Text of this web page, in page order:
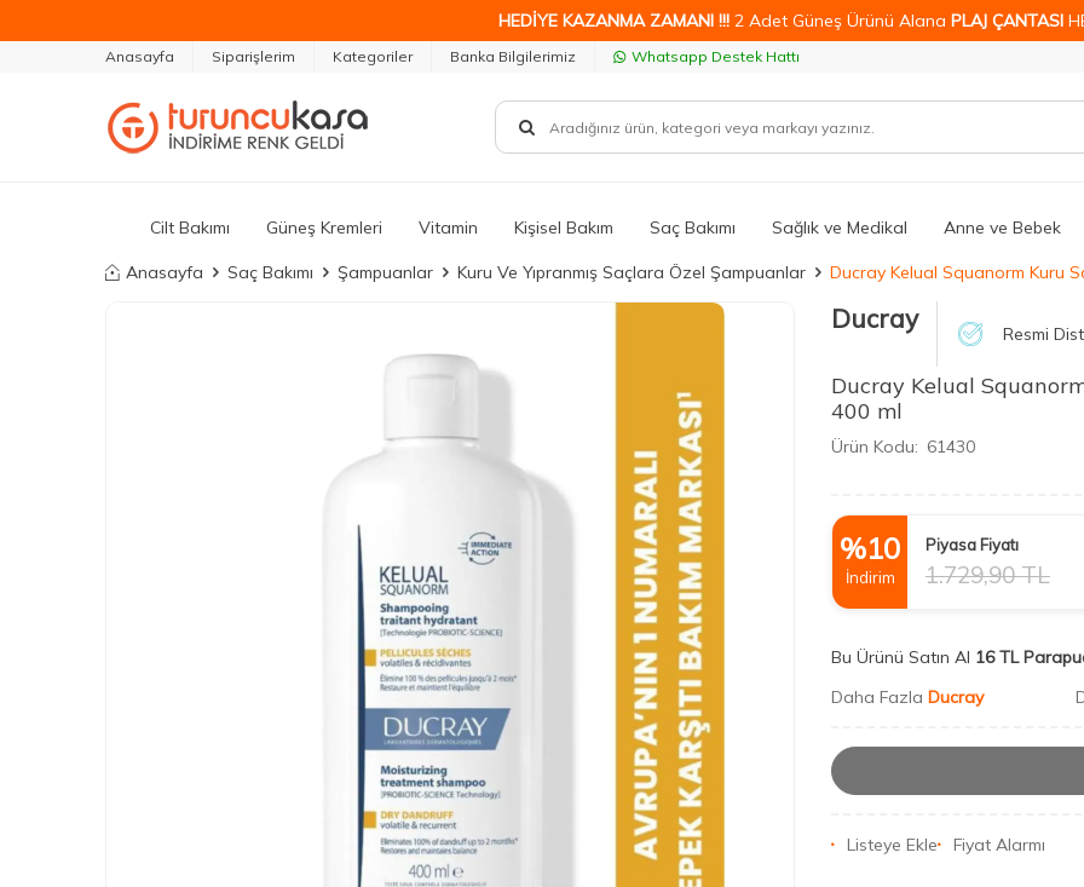
HEDİYE KAZANMA ZAMANI !!! 2 Adet Güneş Ürünü Alana PLAJ ÇANTASI
Anasayfa Siparişlerim Kategoriler Banka Bilgilerimiz Whatsapp Destek Hattı
Cilt Bakımı Güneş Kremleri Vitamin Kişisel Bakım Saç Bakımı Sağlık ve Medikal Anne ve Bebek
Anasayfa Saç Bakımı Şampuanlar Kuru Ve Yıpranmış Saçlara Özel Şampuanlar Ducray Kelual Squanorm Kuru
Ducray Resmi
Ducray Kelual
400 ml
Ürün Kodu: 61430
%10
İndirim
Piyasa Fiyatı
1.729,90TL
Bu Ürünü Satın Al 16 TL
Daha Fazla Ducray
Listeye Ekle Fiyat Alarmı